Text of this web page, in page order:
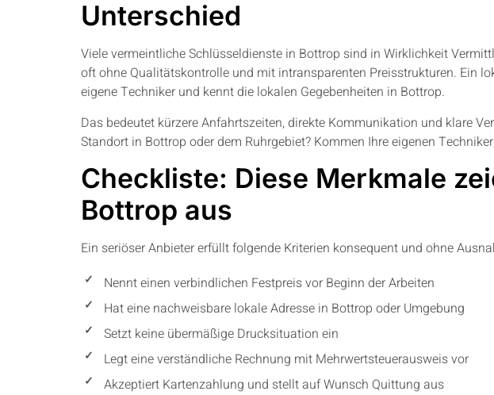
Unterschied
Viele vermeintliche Schlüsseldienste in Bottrop sind in Wirklichkeit
oft ohne Qualitätskontrolle und mit intransparenten Preisstrukturen. Ein
eigene Techniker und kennt die lokalen Gegebenheiten in Bottrop.
Das bedeutet kürzere Anfahrtszeiten, direkte Kommunikation und klare
Standort in Bottrop oder dem Ruhrgebiet? Kommen Ihre eigenen
Checkliste: Diese Merkmale
Bottrop aus
Ein seriöser Anbieter erfüllt folgende Kriterien konsequent und ohne
Nennt einen verbindlichen Festpreis vor Beginn der Arbeiten
Hat eine nachweisbare lokale Adresse in Bottrop oder Umgebung
Setzt keine übermäßige Drucksituation ein
Legt eine verständliche Rechnung mit Mehrwertsteuerausweis vor
Akzeptiert Kartenzahlung und stellt auf Wunsch Quittung aus